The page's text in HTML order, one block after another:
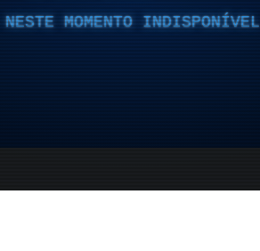
MOMENTO INDISPONÍVEL